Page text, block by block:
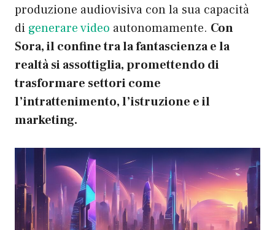
produzione audiovisiva con la sua capacità
di generare video autonomamente. Con
Sora, il confine tra la fantascienza e la
realtà si assottiglia, promettendo di
trasformare settori come
l’intrattenimento, l’istruzione e il
marketing.